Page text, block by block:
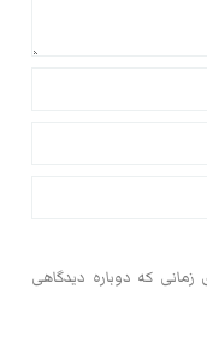
که دوباره دیدگاهی